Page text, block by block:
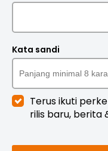
Kata sandi
Terus ikuti
rilis baru, berita